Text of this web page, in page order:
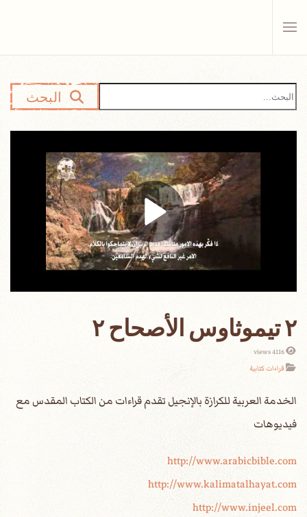
البحث
٢ تيموثاوس الأصحاح ٢
4116 views
قراءات كتابية
الخدمة العربية للكرازة بالإنجيل تقدم قراءات من الكتاب المقدس مع
فيديوهات
http://www.arabicbible.com
http://www.kalimatalhayat.com
http://www.injeel.com